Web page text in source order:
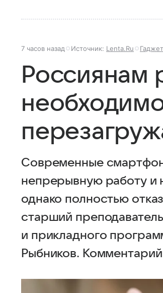
7 часов назад Источник: Lenta.Ru
Россиянам
Современные
непрерывную работу и
однако полностью
старший
и прикладного
Рыбников.